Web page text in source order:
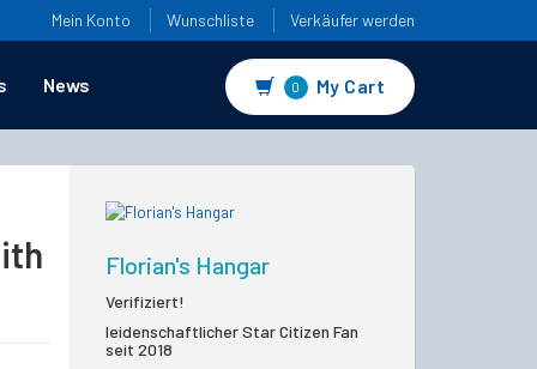
Mein Konto Wunschliste Verkäufer werden
News 0 My Cart
Florian's Hangar
Verifiziert!
leidenschaftlicher Star Citizen Fan
seit 2018